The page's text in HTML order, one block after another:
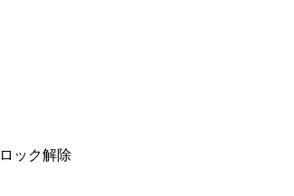
ック解除